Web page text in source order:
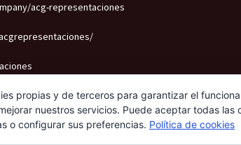
acg-representaciones
S.L.
propias y de terceros para garantizar el
nuestros servicios. Puede aceptar todas las
o configurar sus preferencias. Política de cookies